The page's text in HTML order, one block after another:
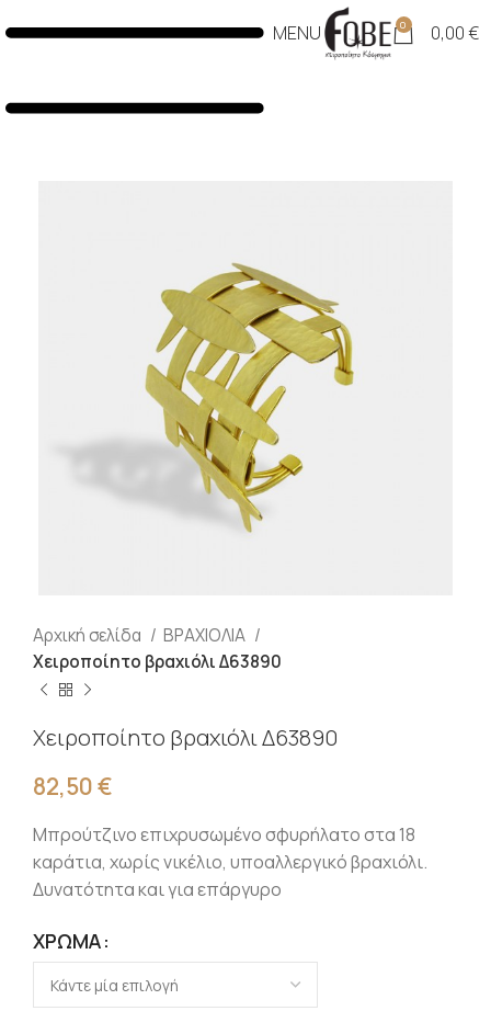
MENU 0 0,00€
Αρχική σελίδα
ΒΡΑΧΙΟΛΙΑ
Χειροποίητο βραχιόλι Δ63890
Χειροποίητο βραχιόλι Δ63890
82,50€
Μπρούτζινο επιχρυσωμένο σφυρήλατο στα 18
καράτια, χωρίς νικέλιο, υποαλλεργικό βραχιόλι.
Δυνατότητα και για επάργυρο
ΧΡΏΜΑ